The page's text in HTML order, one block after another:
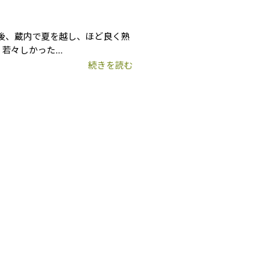
蔵内で夏を越し、ほど良く熟
若々しかった…
続きを読む